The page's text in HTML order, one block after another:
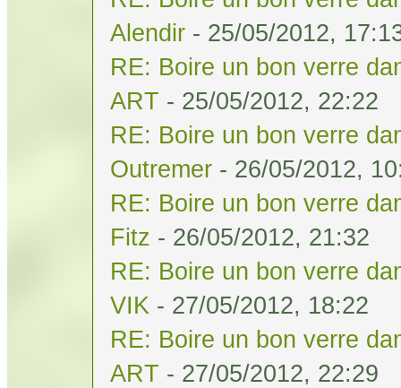
Alendir - 25/05/2012,
RE: Boire un bon verre
ART - 25/05/2012, 22:22
RE: Boire un bon verre
Outremer - 26/05/2012,
RE: Boire un bon verre
Fitz - 26/05/2012, 21:32
RE: Boire un bon verre
VIK - 27/05/2012, 18:22
RE: Boire un bon verre
ART - 27/05/2012, 22:29